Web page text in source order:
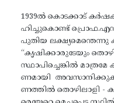
1939ൽ കൊടക്കാട്
ഹിച്ചുകൊണ്ട്
പുതിയ ലക്ഷ്യമെന്തെന്നു
“കൃഷിക്കാരുടേയും
സ്ഥാപിച്ചെങ്കിൽ
ണമായി
ണത്തിൽ തൊഴിലാളി -